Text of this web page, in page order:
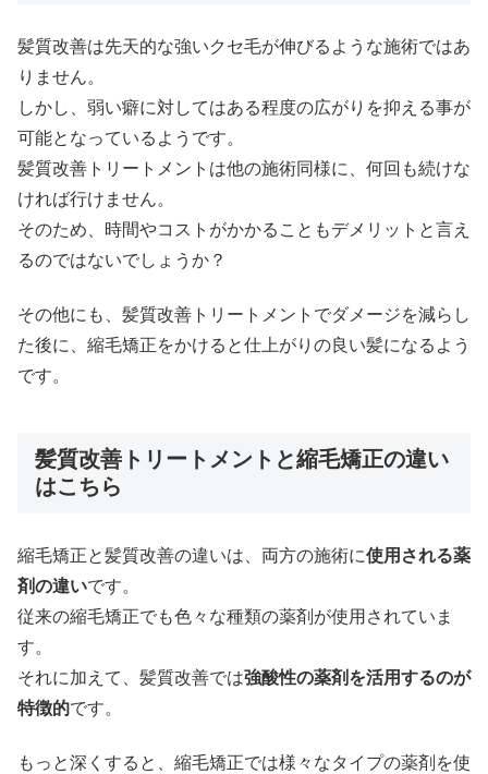
髪質改善は先天的な強いクセ毛が伸びるような施術ではあ
りません。
しかし、弱い癖に対してはある程度の広がりを抑える事が
可能となっているようです。
髪質改善トリートメントは他の施術同様に、何回も続けな
ければ行けません。
そのため、時間やコストがかかることもデメリットと言え
るのではないでしょうか？
その他にも、髪質改善トリートメントでダメージを減らし
た後に、縮毛矯正をかけると仕上がりの良い髪になるよう
です。
髪質改善トリートメントと縮毛矯正の違い
はこちら
縮毛矯正と髪質改善の違いは、両方の施術に使用される薬
剤の違いです。
従来の縮毛矯正でも色々な種類の薬剤が使用されていま
す。
それに加えて、髪質改善では強酸性の薬剤を活用するのが
特徴的です。
もっと深くすると、縮毛矯正では様々なタイプの薬剤を使